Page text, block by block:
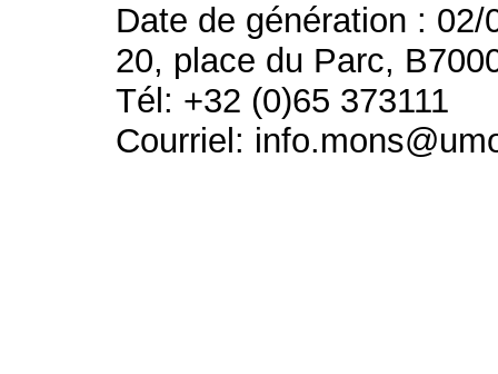
Date de génération : 02/
20, place du Parc,
Tél: +32 (0)65 373111
Courriel: